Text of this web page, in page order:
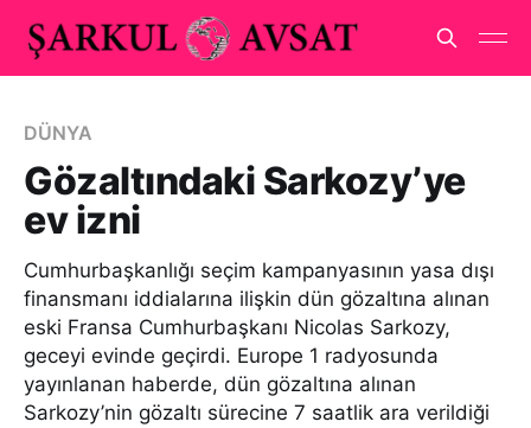
DÜNYA
Gözaltındaki Sarkozy’ye
ev izni
Cumhurbaşkanlığı seçim kampanyasının yasa dışı
finansmanı iddialarına ilişkin dün gözaltına alınan
eski Fransa Cumhurbaşkanı Nicolas Sarkozy,
geceyi evinde geçirdi. Europe 1 radyosunda
yayınlanan haberde, dün gözaltına alınan
Sarkozy’nin gözaltı sürecine 7 saatlik ara verildiği